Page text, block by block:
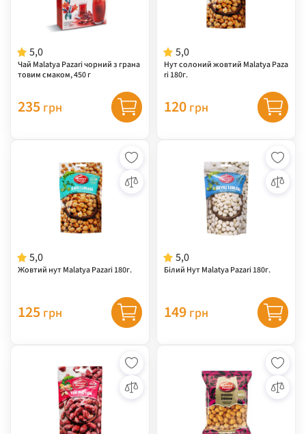
5,0
Чай Malatya Pazarі чорний з грана
товим смаком, 450 г
235 грн
5,0
Нут солоний жовтий Malatya Paza
ri 180г.
120 грн
5,0
Жовтий нут Malatya Pazari 180г.
125 грн
5,0
Білий Нут Malatya Pazari 180г.
149 грн